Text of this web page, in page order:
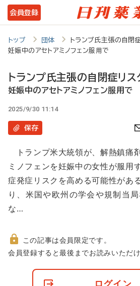
メ
イ
コ
テ
ツ
に
会員登録
トップ 団体
トランプ氏主張の自閉
妊娠中のアセトアミノフェン服用で
トランプ氏主張の自閉症リス
妊娠中のアセトアミノフェン服用で
2025/9/30 11:14
保存
トランプ米大統領が、解熱鎮痛
ミノフェンを妊娠中の女性が服用
症発症リスクを高める可能性があ
り、米国や欧州の学会や規制当
な…
非
この記事は会員限定です。
会員登録すると最後までお読みいただけ
ログイン